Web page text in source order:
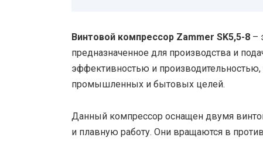
Винтовой компрессор Zammer SK5,5-8 –
предназначенное для производства и
эффективностью и
промышленных и бытовых целей.
Данный компрессор оснащен двумя
и плавную работу. Они вращаются в